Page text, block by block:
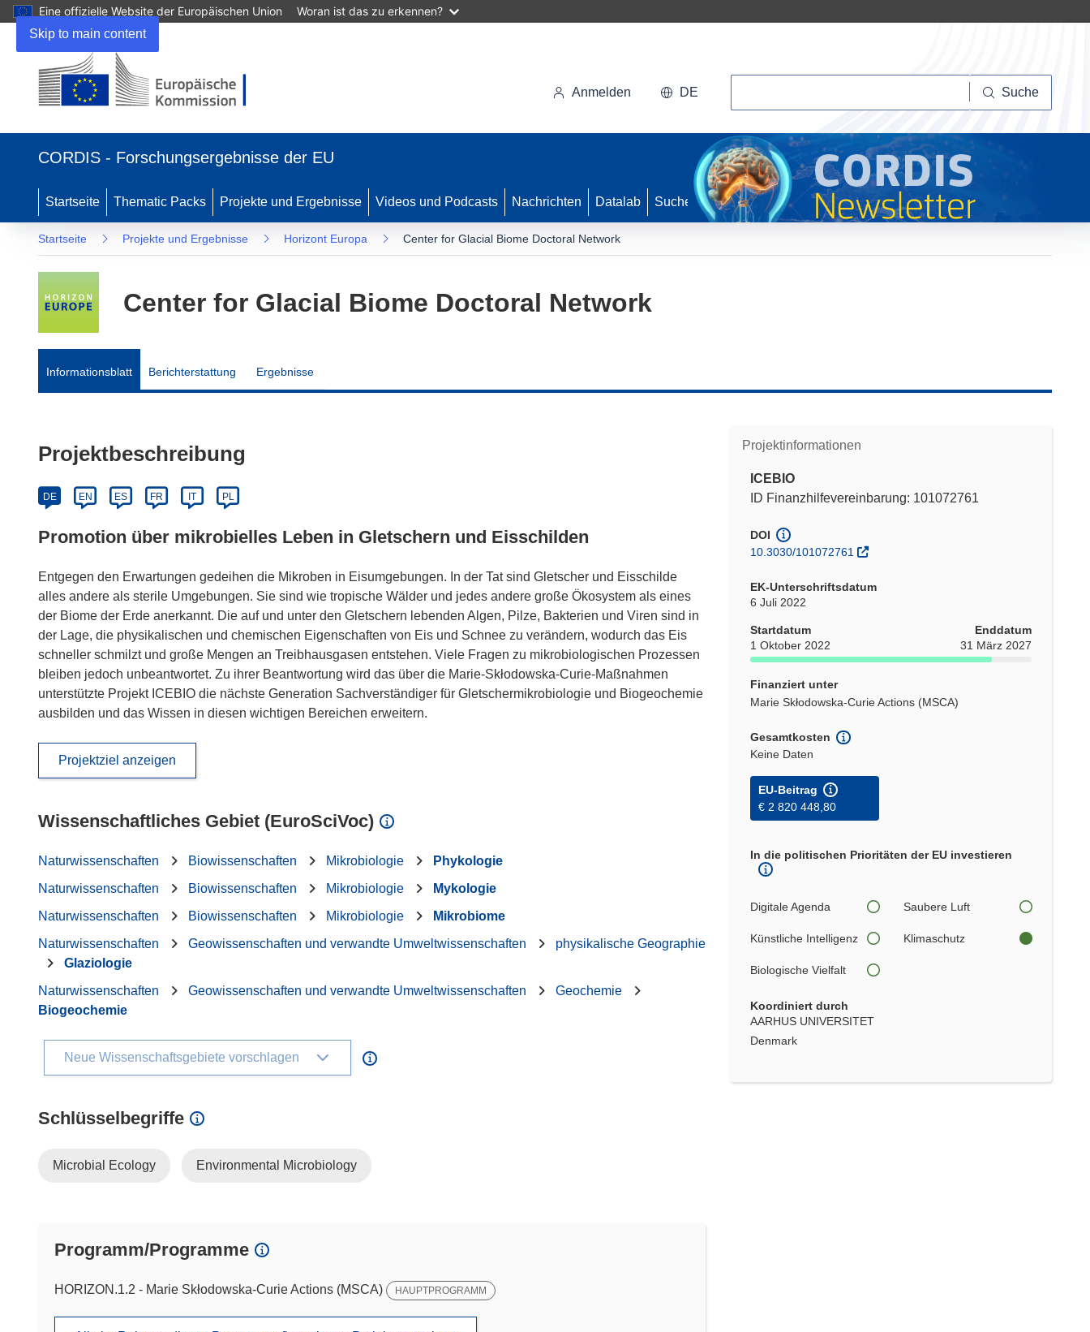
Skip to main content
Eine offizielle Website der Europäischen Union Woran ist das zu erkennen?
Anmelden DE Suche
CORDIS - Forschungsergebnisse der EU
Startseite Thematic Packs Projekte und Ergebnisse Videos und Podcasts Nachrichten Datalab Suche
Startseite Projekte und Ergebnisse Horizont Europa Center for Glacial Biome Doctoral Network
Center for Glacial Biome Doctoral Network
Informationsblatt Berichterstattung Ergebnisse
Projektinformationen
ICEBIO
ID Finanzhilfevereinbarung: 101072761
DOI
10.3030/101072761
EK-Unterschriftsdatum
6 Juli 2022
Startdatum
1 Oktober 2022
Enddatum
31 März 2027
Finanziert unter
Marie Skłodowska-Curie Actions (MSCA)
Gesamtkosten
Keine Daten
EU-Beitrag
€ 2 820 448,80
In die politischen Prioritäten der EU investieren
Digitale Agenda Saubere Luft
Künstliche Intelligenz Klimaschutz
Biologische Vielfalt
Koordiniert durch
AARHUS UNIVERSITET
Denmark
Projektbeschreibung
DE EN ES FR IT PL
Promotion über mikrobielles Leben in Gletschern und Eisschilden
Entgegen den Erwartungen gedeihen die Mikroben in Eisumgebungen. In der Tat sind Gletscher und Eisschilde
alles andere als sterile Umgebungen. Sie sind wie tropische Wälder und jedes andere große Ökosystem als eines
der Biome der Erde anerkannt. Die auf und unter den Gletschern lebenden Algen, Pilze, Bakterien und Viren sind in
der Lage, die physikalischen und chemischen Eigenschaften von Eis und Schnee zu verändern, wodurch das Eis
schneller schmilzt und große Mengen an Treibhausgasen entstehen. Viele Fragen zu mikrobiologischen Prozessen
bleiben jedoch unbeantwortet. Zu ihrer Beantwortung wird das über die Marie-Skłodowska-Curie-Maßnahmen
unterstützte Projekt ICEBIO die nächste Generation Sachverständiger für Gletschermikrobiologie und Biogeochemie
ausbilden und das Wissen in diesen wichtigen Bereichen erweitern.
Projektziel anzeigen
Wissenschaftliches Gebiet (EuroSciVoc)
Naturwissenschaften Biowissenschaften Mikrobiologie
Phykologie
Naturwissenschaften
Biowissenschaften Mikrobiologie
Mykologie
Naturwissenschaften
Biowissenschaften Mikrobiologie
Mikrobiome
Naturwissenschaften
Geowissenschaften und verwandte Umweltwissenschaften
physikalische Geographie
Glaziologie
Naturwissenschaften
Geowissenschaften und verwandte Umweltwissenschaften
Geochemie
Biogeochemie
Neue Wissenschaftsgebiete vorschlagen
Schlüsselbegriffe
Microbial Ecology Environmental Microbiology
Programm/Programme
HORIZON.1.2 - Marie Skłodowska-Curie Actions (MSCA) HAUPTPROGRAMM